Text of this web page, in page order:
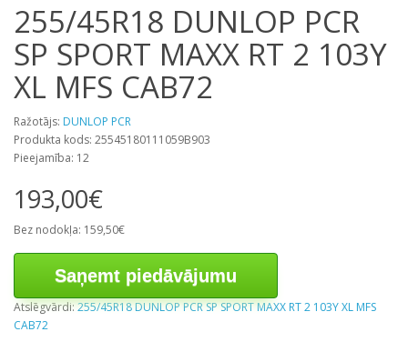
255/45R18 DUNLOP PCR
SP SPORT MAXX RT 2 103Y
XL MFS CAB72
Ražotājs: DUNLOP PCR
Produkta kods: 25545180111059B903
Pieejamība: 12
193,00€
Bez nodokļa: 159,50€
Saņemt piedāvājumu
Atslēgvārdi:255/45R18 DUNLOP PCR SP SPORT MAXX RT 2 103Y XL MFS
CAB72